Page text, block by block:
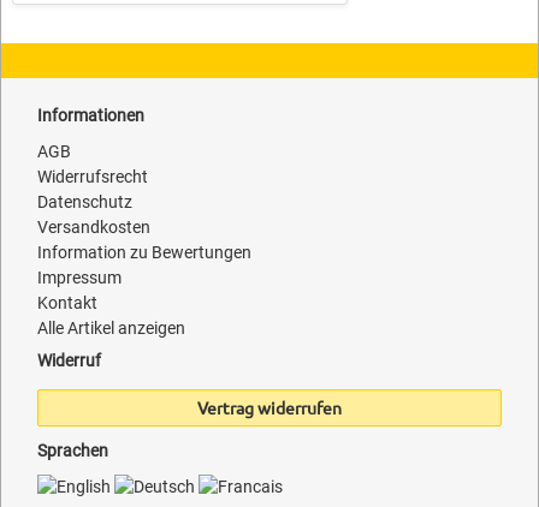
Informationen
AGB
Widerrufsrecht
Datenschutz
Versandkosten
Information zu Bewertungen
Impressum
Kontakt
Alle Artikel anzeigen
Widerruf
Vertrag widerrufen
Sprachen